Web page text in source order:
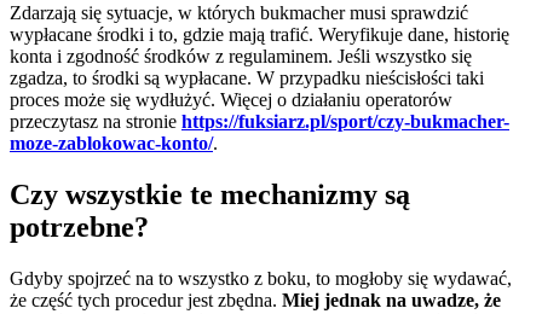
Zdarzają się sytuacje, w których bukmacher musi sprawdzić
wypłacane środki i to, gdzie mają trafić. Weryfikuje dane, historię
konta i zgodność środków z regulaminem. Jeśli wszystko się
zgadza, to środki są wypłacane. W przypadku nieścisłości taki
proces może się wydłużyć. Więcej o działaniu operatorów
przeczytasz na stronie https://fuksiarz.pl/sport/czy-bukmacher-
moze-zablokowac-konto/.
Czy wszystkie te mechanizmy są
potrzebne?
Gdyby spojrzeć na to wszystko z boku, to mogłoby się wydawać,
że część tych procedur jest zbędna. Miej jednak na uwadze, że